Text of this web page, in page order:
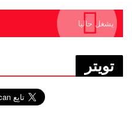
يشغل حاليا
تويتر